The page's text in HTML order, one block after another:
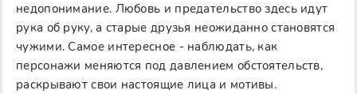
недопонимание. Любовь и предательство здесь идут
рука об руку, а старые друзья неожиданно становятся
чужими. Самое интересное - наблюдать, как
персонажи меняются под давлением обстоятельств,
раскрывают свои настоящие лица и мотивы.